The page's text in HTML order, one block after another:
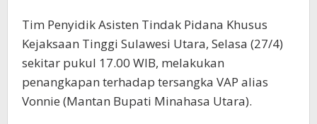
Tim Penyidik Asisten Tindak Pidana Khusus
Kejaksaan Tinggi Sulawesi Utara, Selasa (27/4)
sekitar pukul 17.00 WIB, melakukan
penangkapan terhadap tersangka VAP alias
Vonnie (Mantan Bupati Minahasa Utara).